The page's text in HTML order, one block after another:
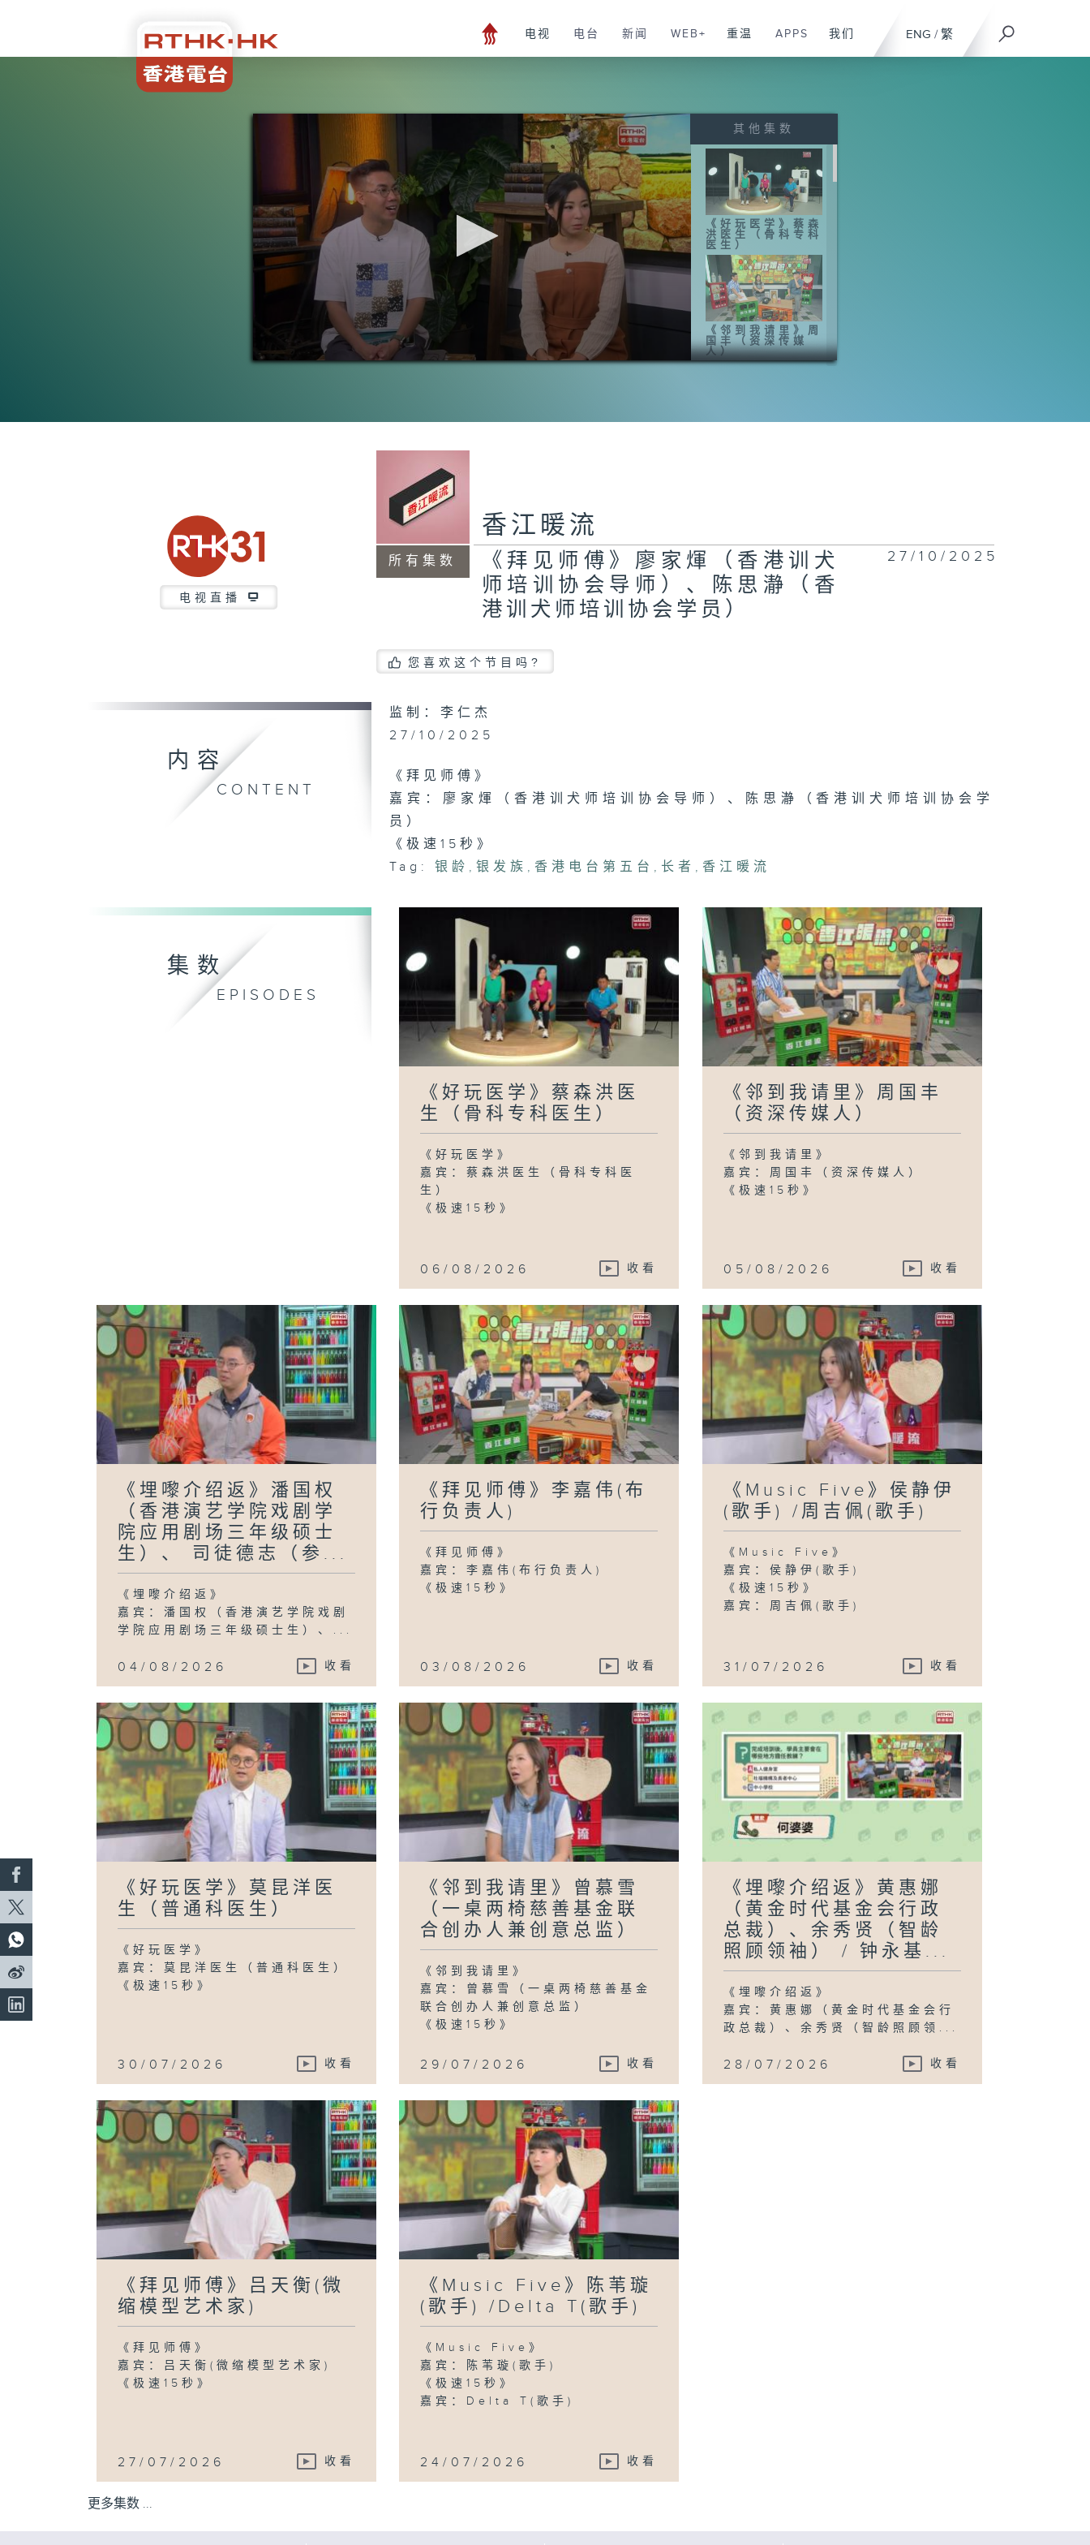
ENG / 繁
电视 电台 新闻 WEB+ 重温 APPS 我们
0
其他集数
《好玩医学》蔡森
洪医生（骨科专科
医生）
《邻到我请里》周
国丰（资深传媒
人）
管）、黄敏霞（富
蝶邨居民）
生）
《邻到我请里》曾
慕雪（一桌两椅慈
善基金联合创办人
兼创意总监）
《埋嚟介绍返》黄
金会行政总裁）、
余秀贤（智龄照顾
领袖） / 钟永基
(香港长者健体教
室联合创办人兼行
政总裁)、潘宝霞
(长者健体教练)
《Music Five》
陈苇璇 (歌手)
/Delta T(歌手)
电视直播
所有集数
香江暖流
《拜见师傅》廖家煇（香港训犬
师培训协会导师）、陈思瀞（香
港训犬师培训协会学员）
27/10/2025
您喜欢这个节目吗?
内容
CONTENT
监制：李仁杰
27/10/2025
《拜见师傅》
嘉宾：廖家煇（香港训犬师培训协会导师）、陈思瀞（香港训犬师培训协会学
员）
《极速15秒》
Tag:
银龄 ,银发族 , 香港电台第五台 , 长者 , 香江暖流
集数
EPISODES
《好玩医学》蔡森洪医
生（骨科专科医生）
《好玩医学》
嘉宾：蔡森洪医生（骨科专科医
生）
《极速15秒》
06/08/2026 收看
《邻到我请里》周国丰
（资深传媒人）
《邻到我请里》
嘉宾：周国丰（资深传媒人）
《极速15秒》
05/08/2026 收看
《埋嚟介绍返》潘国权
（香港演艺学院戏剧学
院应用剧场三年级硕士
生）、 司徒德志（参...
《埋嚟介绍返》
嘉宾：潘国权（香港演艺学院戏剧
学院应用剧场三年级硕士生）、...
04/08/2026 收看
《拜见师傅》李嘉伟(布
行负责人)
《拜见师傅》
嘉宾：李嘉伟(布行负责人)
《极速15秒》
03/08/2026 收看
《Music Five》侯静伊
(歌手) /周吉佩(歌手)
《Music Five》
嘉宾：侯静伊(歌手)
《极速15秒》
嘉宾：周吉佩(歌手)
31/07/2026 收看
《好玩医学》莫昆洋医
生（普通科医生）
《好玩医学》
嘉宾：莫昆洋医生（普通科医生）
《极速15秒》
30/07/2026 收看
《邻到我请里》曾慕雪
（一桌两椅慈善基金联
合创办人兼创意总监）
《邻到我请里》
嘉宾：曾慕雪（一桌两椅慈善基金
联合创办人兼创意总监）
《极速15秒》
29/07/2026 收看
《埋嚟介绍返》黄惠娜
（黄金时代基金会行政
总裁）、余秀贤（智龄
照顾领袖） / 钟永基...
《埋嚟介绍返》
嘉宾：黄惠娜（黄金时代基金会行
政总裁）、余秀贤（智龄照顾领...
28/07/2026 收看
《拜见师傅》吕天衡(微
缩模型艺术家)
《拜见师傅》
嘉宾：吕天衡(微缩模型艺术家)
《极速15秒》
27/07/2026 收看
《Music Five》陈苇璇
(歌手) /Delta T(歌手)
《Music Five》
嘉宾：陈苇璇(歌手)
《极速15秒》
嘉宾：Delta T(歌手)
24/07/2026 收看
更多集数 ...